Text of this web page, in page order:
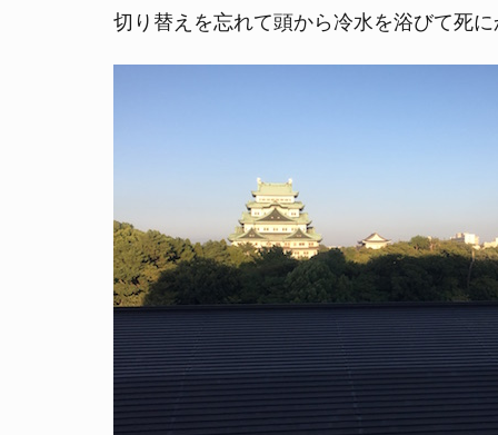
切り替えを忘れて頭から冷水を浴びて死